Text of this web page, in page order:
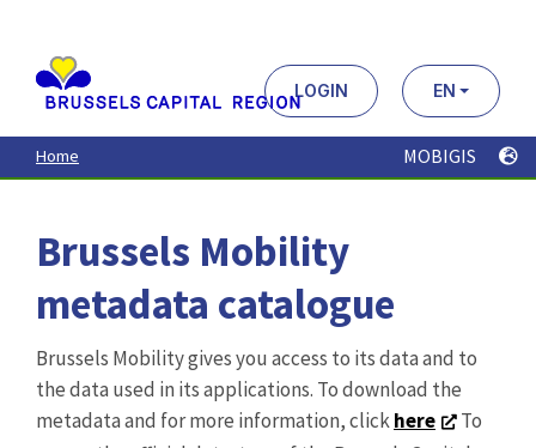
contenu
principal
LOGIN EN
Home MOBIGIS
Brussels Mobility
metadata catalogue
Brussels Mobility gives you access to its data and to
the data used in its applications. To download the
metadata and for more information, clickhere
To